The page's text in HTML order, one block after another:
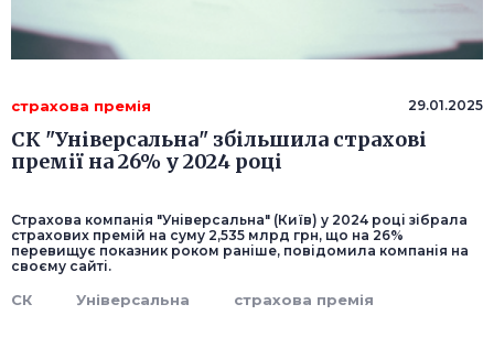
страхова премія 29.01.2025
СК "Універсальна" збільшила страхові
премії на 26% у 2024 році
Страхова компанія "Універсальна" (Київ) у 2024 році зібрала
страхових премій на суму 2,535 млрд грн, що на 26%
перевищує показник роком раніше, повідомила компанія на
своєму сайті.
СК Універсальна страхова премія